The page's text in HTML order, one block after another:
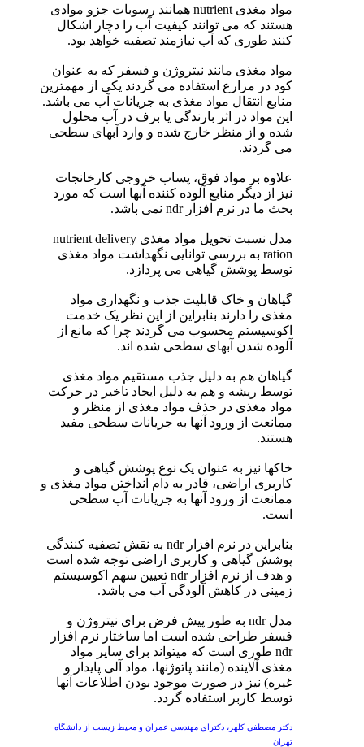
مواد مغذی nutrient همانند رسوبات جزو موادی
هستند که می توانند کیفیت آب را دچار اشکال
کنند طوری که آب نیازمند تصفیه خواهد بود.
مواد مغذی مانند نیتروژن و فسفر که به عنوان
کود در مزارع استفاده می گردند یکی از مهمترین
منابع انتقال مواد مغذی به جریانات آب می باشد.
این مواد در اثر بارندگی یا برف در آب محلول
شده و از منظر خارج شده و وارد آبهای سطحی
می گردند.
علاوه بر مواد فوق، پساب خروجی کارخانجات
نیز از دیگر منابع آلوده کننده آبها است که مورد
بحث ما در نرم افزار ndr نمی باشد.
مدل نسبت تحویل مواد مغذی nutrient delivery
ration به بررسی توانایی نگهداشت مواد مغذی
توسط پوشش گیاهی می پردازد.
گیاهان و خاک قابلیت جذب و نگهداری مواد
مغذی را دارند بنابراین از این نظر یک خدمت
اکوسیستم محسوب می گردند چرا که مانع از
آلوده شدن آبهای سطحی شده اند.
گیاهان هم به دلیل جذب مستقیم مواد مغذی
توسط ریشه و هم به دلیل ایجاد تاخیر در حرکت
مواد مغذی در حذف مواد مغذی از منظر و
ممانعت از ورود آنها به جریانات سطحی مفید
هستند.
خاکها نیز به عنوان یک نوع پوشش گیاهی و
کاربری اراضی، قادر به دام انداختن مواد مغذی و
ممانعت از ورود آنها به جریانات آب سطحی
است.
بنابراین در نرم افزار ndr به نقش تصفیه کنندگی
پوشش گیاهی و کاربری اراضی توجه شده است
و هدف از نرم افزار ndr تعیین سهم اکوسیستم
زمینی در کاهش آلودگی آب می باشد.
مدل ndr به طور پیش فرض برای نیتروژن و
فسفر طراحی شده است اما ساختار نرم افزار
ndr طوری است که میتواند برای سایر مواد
مغذی آلاینده (مانند پاتوژنها، مواد آلی پایدار و
غیره) نیز در صورت موجود بودن اطلاعات آنها
توسط کاربر استفاده گردد.
دکتر مصطفی کلهر، دکترای مهندسی عمران و محیط زیست از دانشگاه
تهران